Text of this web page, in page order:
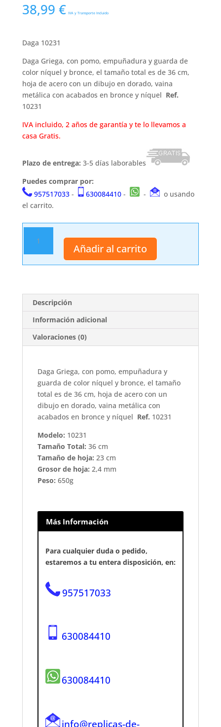
38,99 € IVA y Transporte Incluido
Daga 10231
Daga Griega, con pomo, empuñadura y guarda de
color níquel y bronce, el tamaño total es de 36 cm,
hoja de acero con un dibujo en dorado, vaina
metálica con acabados en bronce y níquel Ref.
10231
IVA incluido, 2 años de garantía y te lo llevamos a
casa Gratis.
Plazo de entrega: 3-5 días laborables
Puedes comprar por:
957517033- 630084410- -
o usando
el carrito.
10231
cantidad
Añadir al carrito
Descripción
Información adicional
Valoraciones (0)
Daga Griega, con pomo, empuñadura y
guarda de color níquel y bronce, el tamaño
total es de 36 cm, hoja de acero con un
dibujo en dorado, vaina metálica con
acabados en bronce y níquel Ref. 10231
Modelo: 10231
Tamaño Total: 36 cm
Tamaño de hoja: 23 cm
Grosor de hoja: 2,4 mm
Peso: 650g
Más Información
Para cualquier duda o pedido,
estaremos a tu entera disposición, en:
957517033
630084410
630084410
info@replicas-de-